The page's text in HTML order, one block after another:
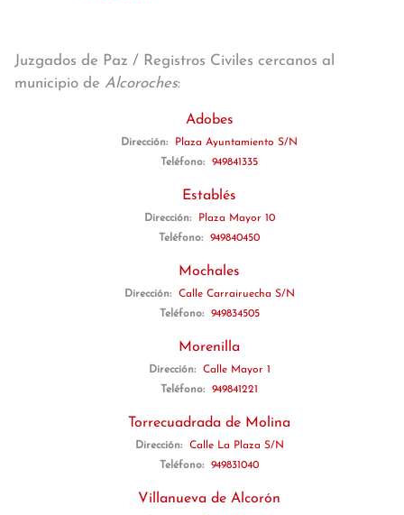
Juzgados de Paz / Registros Civiles cercanos al
municipio de Alcoroches:
Adobes
Dirección:
Plaza Ayuntamiento S/N
Teléfono:
949841335
Establés
Dirección:
Plaza Mayor 10
Teléfono:
949840450
Mochales
Dirección:
Calle Carrairuecha S/N
Teléfono:
949834505
Morenilla
Dirección:
Calle Mayor 1
Teléfono:
949841221
Torrecuadrada de Molina
Dirección:
Calle La Plaza S/N
Teléfono:
949831040
Villanueva de Alcorón